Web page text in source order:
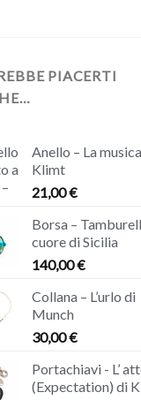
PIACERTI
Anello – La
Klimt
21,00€
Borsa –
cuore di Sicilia
140,00€
Collana – L’urlo di
Munch
30,00€
Portachiavi - L’
(Expectation) di